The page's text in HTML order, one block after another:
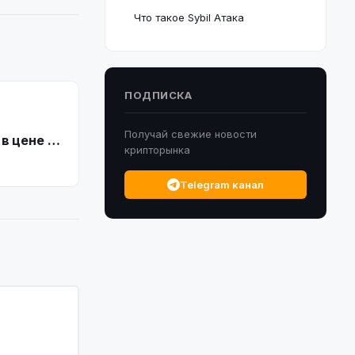
цене за
Что такое Sybil Атака
ПОДПИСКА
Получай свежие новости
крипторынка
Telegram канал